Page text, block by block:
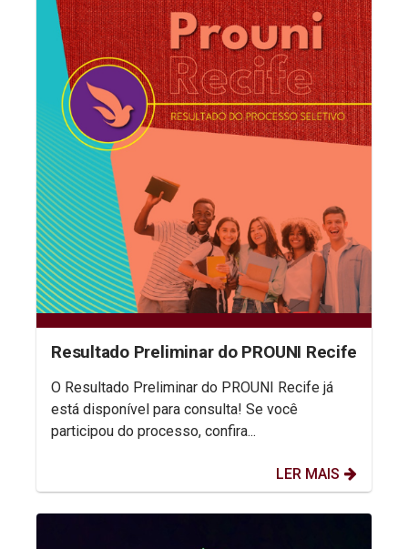
Resultado Preliminar do PROUNI Recife
O Resultado Preliminar do PROUNI Recife já
está disponível para consulta! Se você
participou do processo, confira...
LER MAIS